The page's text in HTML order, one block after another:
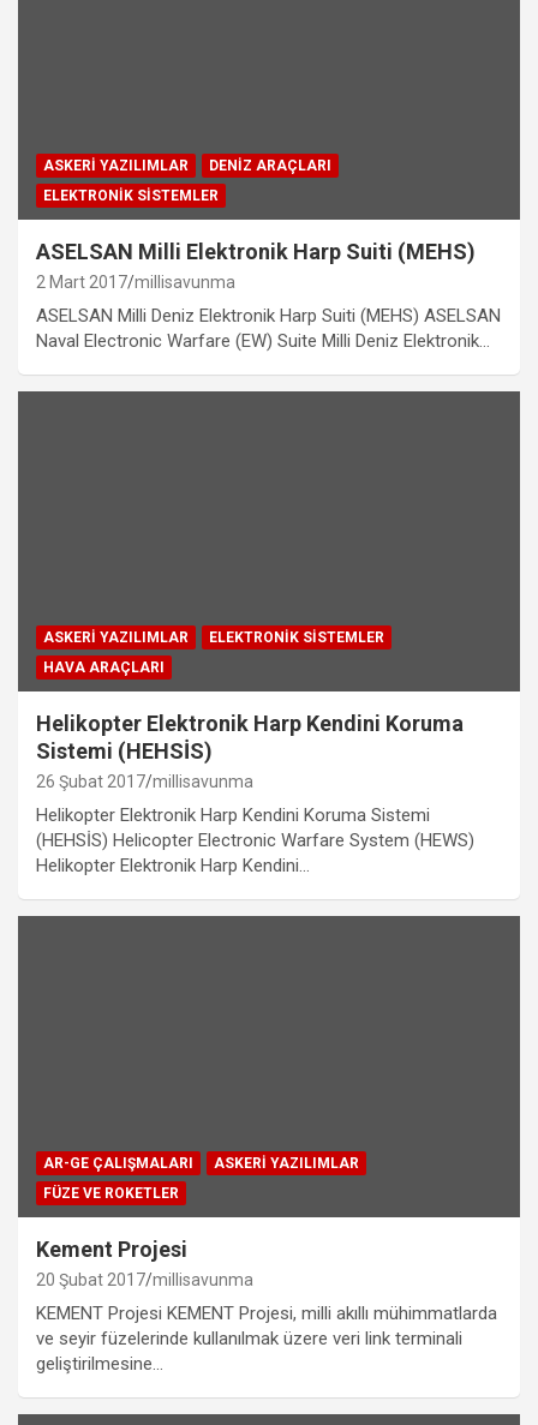
ASKERI YAZILIMLAR
DENIZ ARAÇLARI
ELEKTRONIK SISTEMLER
ASELSAN Milli Elektronik Harp Suiti (MEHS)
2 Mart 2017 millisavunma
ASELSAN Milli Deniz Elektronik Harp Suiti (MEHS) ASELSAN
Naval Electronic Warfare (EW) Suite Milli Deniz Elektronik…
ASKERI YAZILIMLAR
ELEKTRONIK SISTEMLER
HAVA ARAÇLARI
Helikopter Elektronik Harp Kendini Koruma
Sistemi (HEHSİS)
26 Şubat 2017 millisavunma
​​Helikopter Elektronik Harp Kendini Koruma Sistemi
(HEHSİS) Helicopter Electronic Warfare System (HEWS)
Helikopter Elektronik Harp Kendini…
AR-GE ÇALIŞMALARI
ASKERI YAZILIMLAR
FÜZE VE ROKETLER
Kement Projesi
20 Şubat 2017 millisavunma
KEMENT Projesi KEMENT Projesi, milli akıllı mühimmatlarda
ve seyir füzelerinde kullanılmak üzere veri link terminali
geliştirilmesine…